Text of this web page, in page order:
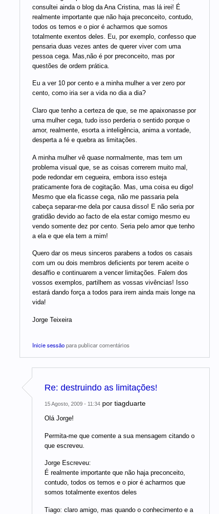
consultei ainda o blog da Ana Cristina, mas lá irei! É
realmente importante que não haja preconceito, contudo,
todos os temos e o pior é acharmos que somos
totalmente exentos deles. Eu, por exemplo, confesso que
pensaria duas vezes antes de querer viver com uma
pessoa cega. Mas,não é por preconceito, mas por
questões de ordem prática.
Eu a ver 10 por cento e a minha mulher a ver zero por
cento, como iria ser a vida no dia a dia?
Claro que tenho a certeza de que, se me apaixonasse por
uma mulher cega, tudo isso perderia o sentido porque o
amor, realmente, esorta a inteligência, anima a vontade,
desperta a fé e quebra as limitações.
A minha mulher vê quase normalmente, mas tem um
problema visual que, se as coisas correrem muito mal,
pode redondar em cegueira, embora isso esteja
praticamente fora de cogitação. Mas, uma coisa eu digo!
Mesmo que ela ficasse cega, não me passaria pela
cabeça separar-me dela por causa disso! E não seria por
gratidão devido ao facto de ela estar comigo mesmo eu
vendo somente dez por cento. Seria pelo amor que tenho
a ela e que ela tem a mim!
Quero dar os meus sinceros parabens a todos os casais
com um ou dois membros deficients por terem aceite o
desaffio e continuarem a vencer limitações. Falem dos
vossos exemplos, partilhem as vossas vivências! Isso
estará dando força a todos para irem ainda mais longe na
vida!
Jorge Teixeira
Inicie sessãopara publicar comentários
Re: destruindo as limitações!
15 Agosto, 2009 - 11:34 por tiagduarte
Olá Jorge!
Permita-me que comente a sua mensagem citando o
que escreveu.
Jorge Escreveu:
É realmente importante que não haja preconceito,
contudo, todos os temos e o pior é acharmos que
somos totalmente exentos deles
Tiago: claro amigo, mas quando o conhecimento e a